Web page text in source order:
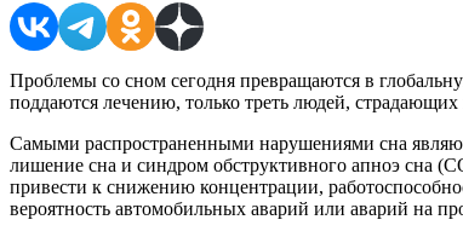
Проблемы со сном сегодня превращаются в
поддаются лечению, только треть людей,
Самыми распространенными нарушениями сна
лишение сна и синдром обструктивного апноэ сна
привести к снижению концентрации,
вероятность автомобильных аварий или аварий на